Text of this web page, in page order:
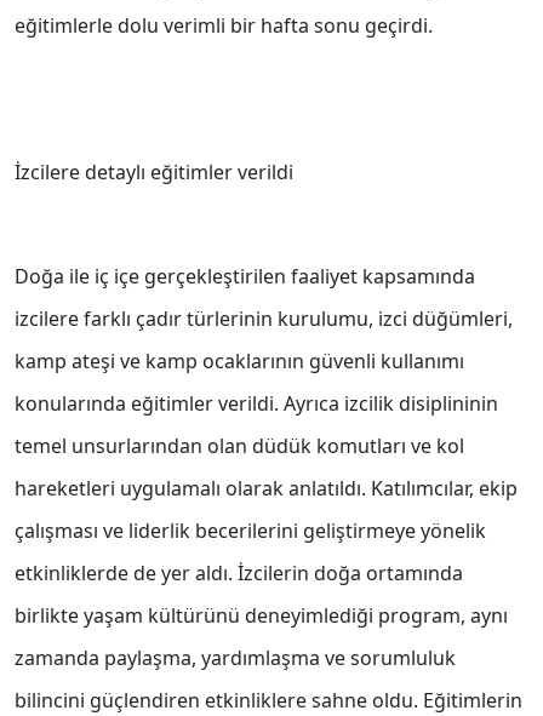
eğitimlerle dolu verimli bir hafta sonu geçirdi.
İzcilere detaylı eğitimler verildi
Doğa ile iç içe gerçekleştirilen faaliyet kapsamında
izcilere farklı çadır türlerinin kurulumu, izci düğümleri,
kamp ateşi ve kamp ocaklarının güvenli kullanımı
konularında eğitimler verildi. Ayrıca izcilik disiplininin
temel unsurlarından olan düdük komutları ve kol
hareketleri uygulamalı olarak anlatıldı. Katılımcılar, ekip
çalışması ve liderlik becerilerini geliştirmeye yönelik
etkinliklerde de yer aldı. İzcilerin doğa ortamında
birlikte yaşam kültürünü deneyimlediği program, aynı
zamanda paylaşma, yardımlaşma ve sorumluluk
bilincini güçlendiren etkinliklere sahne oldu. Eğitimlerin